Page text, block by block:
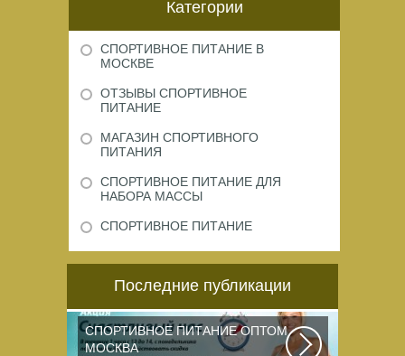
Категории
СПОРТИВНОЕ ПИТАНИЕ В
МОСКВЕ
ОТЗЫВЫ СПОРТИВНОЕ
ПИТАНИЕ
МАГАЗИН СПОРТИВНОГО
ПИТАНИЯ
СПОРТИВНОЕ ПИТАНИЕ ДЛЯ
НАБОРА МАССЫ
СПОРТИВНОЕ ПИТАНИЕ
Последние публикации
СПОРТИВНОЕ ПИТАНИЕ ОПТОМ
МОСКВА